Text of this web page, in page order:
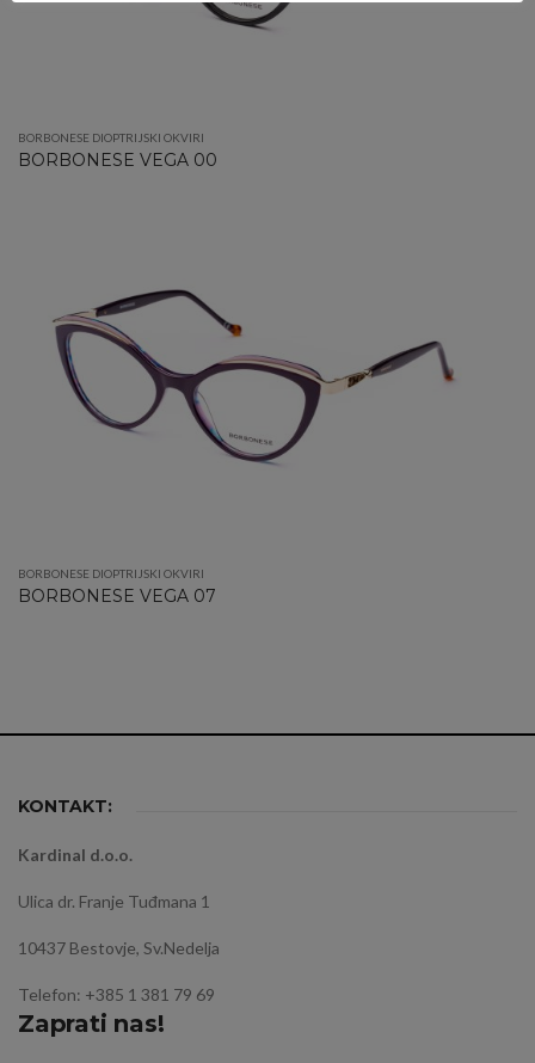
BORBONESE DIOPTRIJSKI OKVIRI
BORBONESE VEGA 00
BORBONESE DIOPTRIJSKI OKVIRI
BORBONESE VEGA 07
KONTAKT:
Kardinal d.o.o.
Ulica dr. Franje Tuđmana 1
10437 Bestovje, Sv.Nedelja
Telefon: +385 1 381 79 69
Zaprati nas!